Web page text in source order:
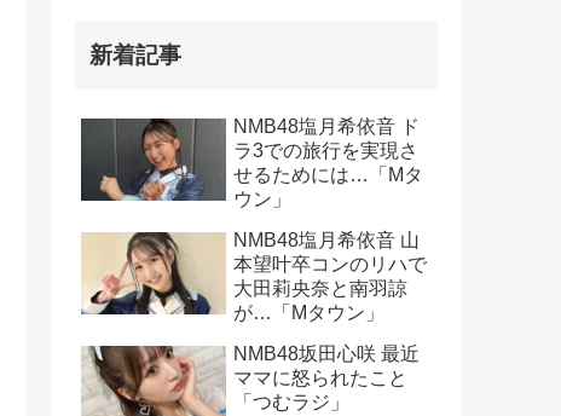
新着記事
NMB48塩月希依音 ド
ラ3での旅行を実現さ
せるためには…「Mタ
ウン」
NMB48塩月希依音 山
本望叶卒コンのリハで
大田莉央奈と南羽諒
が…「Mタウン」
NMB48坂田心咲 最近
ママに怒られたこと
「つむラジ」